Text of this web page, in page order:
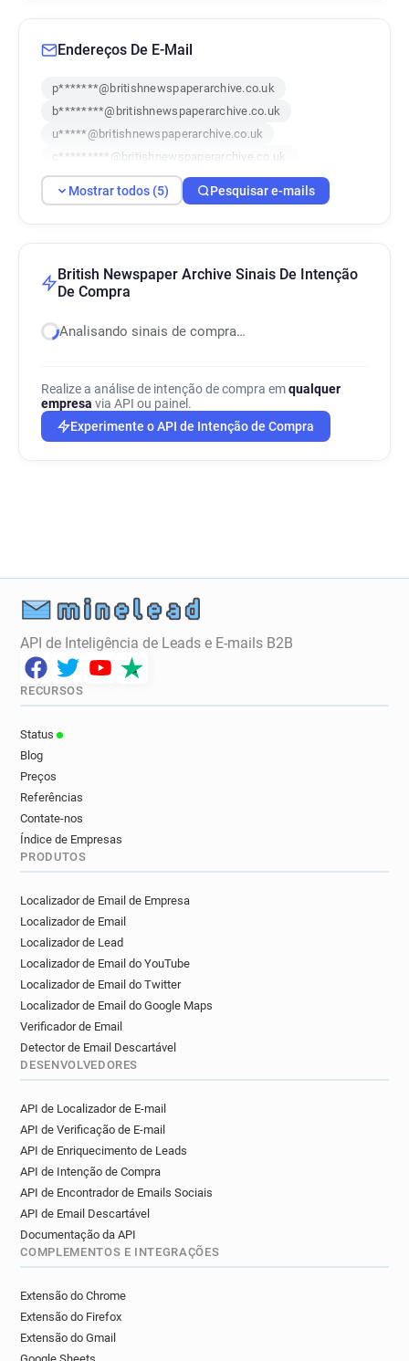
Endereços De E-Mail
p*******@britishnewspaperarchive.co.uk
b********@britishnewspaperarchive.co.uk
u*****@britishnewspaperarchive.co.uk
c*********@britishnewspaperarchive.co.uk
j*********@britishnewspaperarchive.co.uk
Mostrar todos (5) Pesquisar e-mails
British Newspaper Archive Sinais De Intenção
De Compra
Analisando sinais de compra…
Realize a análise de intenção de compra emqualquer
empresa via API ou painel.
Experimente o API de Intenção de Compra
API de Inteligência de Leads e E-mails B2B
RECURSOS
Status
Blog
Preços
Referências
Contate-nos
Índice de Empresas
PRODUTOS
Localizador de Email de Empresa
Localizador de Email
Localizador de Lead
Localizador de Email do YouTube
Localizador de Email do Twitter
Localizador de Email do Google Maps
Verificador de Email
Detector de Email Descartável
DESENVOLVEDORES
API de Localizador de E-mail
API de Verificação de E-mail
API de Enriquecimento de Leads
API de Intenção de Compra
API de Encontrador de Emails Sociais
API de Email Descartável
Documentação da API
COMPLEMENTOS E INTEGRAÇÕES
Extensão do Chrome
Extensão do Firefox
Extensão do Gmail